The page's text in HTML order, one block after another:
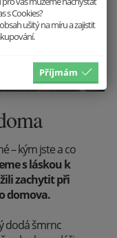
– kým jste a co
s láskou k
zachytit při
domova.
dodá šmrnc
s Cookies?
ušitý na míru a zajistit
Příjmám